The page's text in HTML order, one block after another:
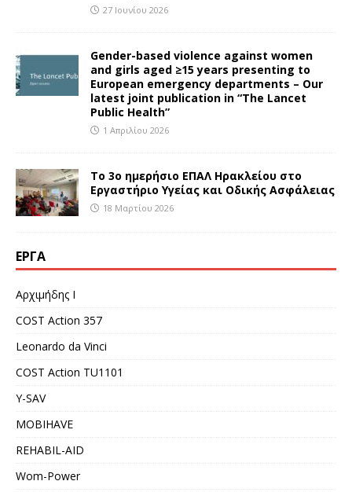
27 Ιουνίου 2026
Gender-based violence against women
and girls aged ≥15 years presenting to
European emergency departments – Our
latest joint publication in “The Lancet
Public Health”
1 Απριλίου 2026
Το 3ο ημερήσιο ΕΠΑΛ Ηρακλείου στο
Εργαστήριο Υγείας και Οδικής Ασφάλειας
18 Μαρτίου 2026
ΈΡΓΑ
Αρχιμήδης Ι
COST Action 357
Leonardo da Vinci
COST Action TU1101
Y-SAV
MOBIHAVE
REHABIL-AID
Wom-Power